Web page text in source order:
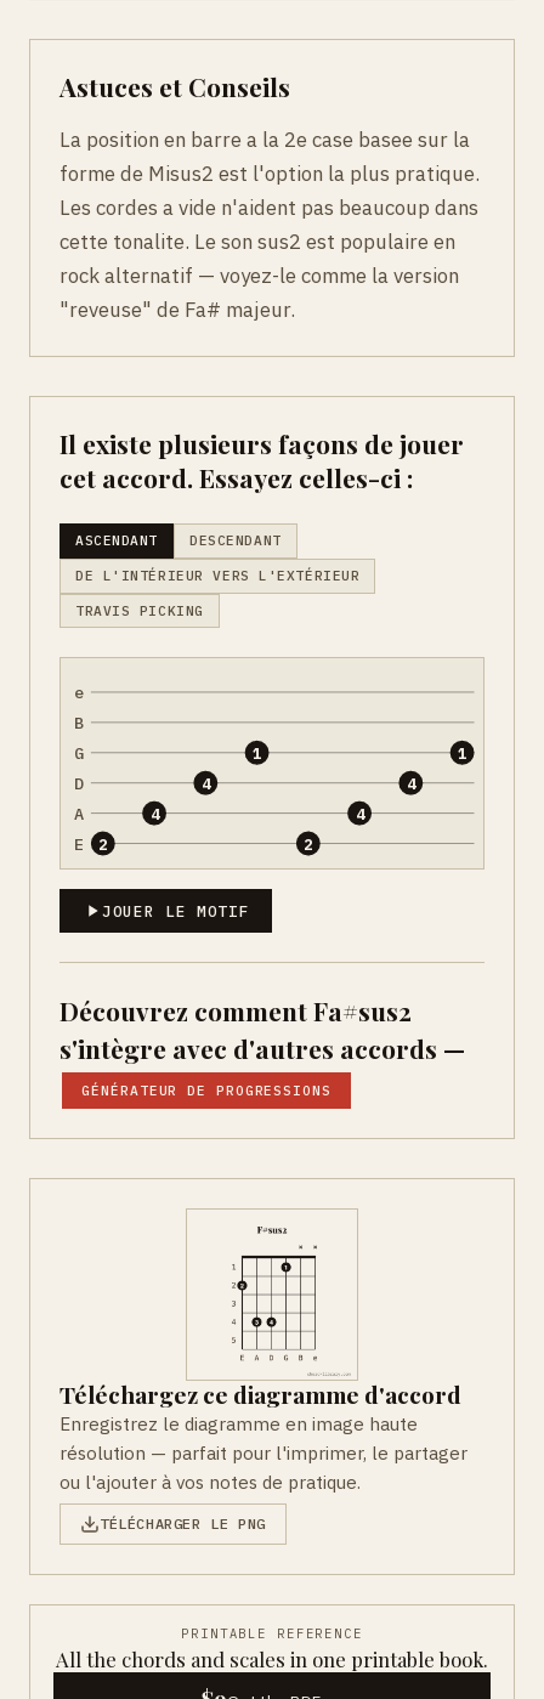
Astuces et Conseils
La position en barre a la 2e case basee sur la
forme de Misus2 est l'option la plus pratique.
Les cordes a vide n'aident pas beaucoup dans
cette tonalite. Le son sus2 est populaire en
rock alternatif — voyez-le comme la version
"reveuse" de Fa# majeur.
Il existe plusieurs façons de jouer
cet accord. Essayez celles-ci :
ASCENDANT DESCENDANT
DE L'INTÉRIEUR VERS L'EXTÉRIEUR
TRAVIS PICKING
e
B
G
D
A
E 2
4
4
1
2
4
4
1
JOUER LE MOTIF
Découvrez comment Fa#sus2
s'intègre avec d'autres accords —
GÉNÉRATEUR DE PROGRESSIONS
Téléchargez ce diagramme d'accord
Enregistrez le diagramme en image haute
résolution — parfait pour l'imprimer, le partager
ou l'ajouter à vos notes de pratique.
TÉLÉCHARGER LE PNG
PRINTABLE REFERENCE
All the chords and scales in one printable book.